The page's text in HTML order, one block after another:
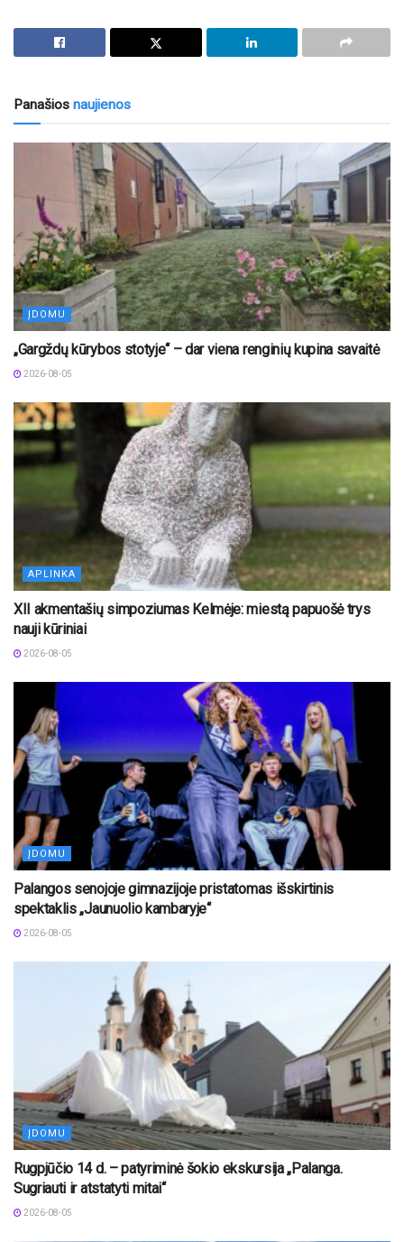
Panašios naujienos
ĮDOMU
„Gargždų kūrybos stotyje“ – dar viena renginių kupina savaitė
2026-08-05
APLINKA
XII akmentašių simpoziumas Kelmėje: miestą papuošė trys
nauji kūriniai
2026-08-05
ĮDOMU
Palangos senojoje gimnazijoje pristatomas išskirtinis
spektaklis „Jaunuolio kambaryje“
2026-08-05
ĮDOMU
Rugpjūčio 14 d. – patyriminė šokio ekskursija „Palanga.
Sugriauti ir atstatyti mitai“
2026-08-05